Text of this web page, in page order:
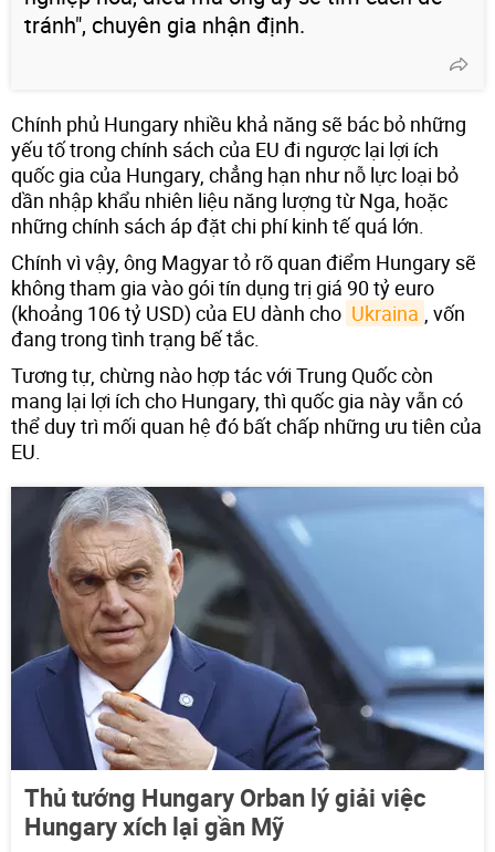
tránh", chuyên gia nhận định.
Chính phủ Hungary nhiều khả năng sẽ bác bỏ những
yếu tố trong chính sách của EU đi ngược lại lợi ích
quốc gia của Hungary, chẳng hạn như nỗ lực loại bỏ
dần nhập khẩu nhiên liệu năng lượng từ Nga, hoặc
những chính sách áp đặt chi phí kinh tế quá lớn.
Chính vì vậy, ông Magyar tỏ rõ quan điểm Hungary sẽ
không tham gia vào gói tín dụng trị giá 90 tỷ euro
(khoảng 106 tỷ USD) của EU dành cho Ukraina , vốn
đang trong tình trạng bế tắc.
Tương tự, chừng nào hợp tác với Trung Quốc còn
mang lại lợi ích cho Hungary, thì quốc gia này vẫn có
thể duy trì mối quan hệ đó bất chấp những ưu tiên của
EU.
Thủ tướng Hungary Orban lý giải việc
Hungary xích lại gần Mỹ